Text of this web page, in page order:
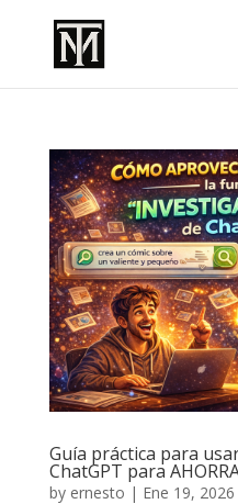
Guía práctica para
ChatGPT para
by ernesto | Ene 19, 2026